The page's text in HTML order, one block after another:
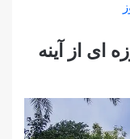
ای از آینه